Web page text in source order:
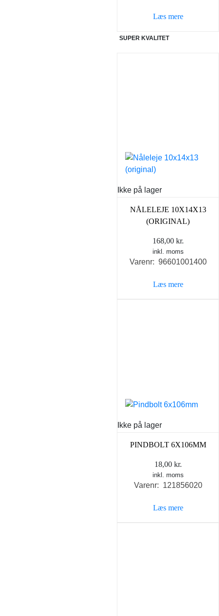
Læs mere
SUPER KVALITET
Ikke på lager
NÅLELEJE 10X14X13
(ORIGINAL)
168,00 kr.
inkl. moms
Varenr: 96601001400
Læs mere
Ikke på lager
PINDBOLT 6X106MM
18,00 kr.
inkl. moms
Varenr: 121856020
Læs mere